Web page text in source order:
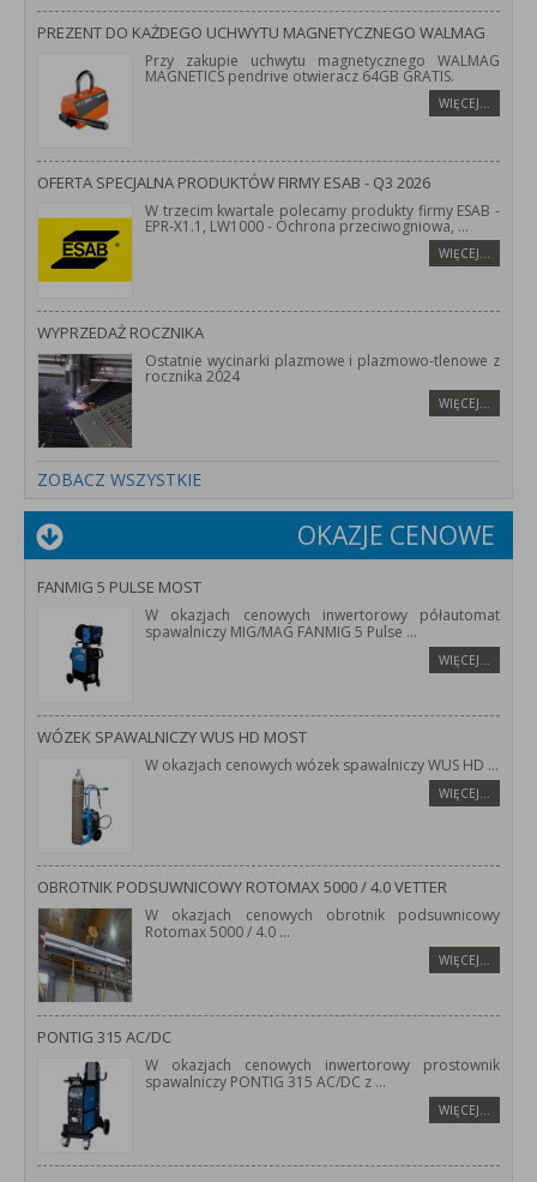
PREZENT DO KAŻDEGO UCHWYTU MAGNETYCZNEGO WALMAG
Przy zakupie uchwytu magnetycznego WALMAG
MAGNETICS pendrive otwieracz 64GB GRATIS.
WIĘCEJ…
OFERTA SPECJALNA PRODUKTÓW FIRMY ESAB - Q3 2026
W trzecim kwartale polecamy produkty firmy ESAB -
EPR-X1.1, LW1000 - Ochrona przeciwogniowa, ...
WIĘCEJ…
WYPRZEDAŻ ROCZNIKA
Ostatnie wycinarki plazmowe i plazmowo-tlenowe z
rocznika 2024
WIĘCEJ…
ZOBACZ WSZYSTKIE
OKAZJE CENOWE
FANMIG 5 PULSE MOST
W okazjach cenowych inwertorowy półautomat
spawalniczy MIG/MAG FANMIG 5 Pulse ...
WIĘCEJ…
WÓZEK SPAWALNICZY WUS HD MOST
W okazjach cenowych wózek spawalniczy WUS HD ...
WIĘCEJ…
OBROTNIK PODSUWNICOWY ROTOMAX 5000 / 4.0 VETTER
W okazjach cenowych obrotnik podsuwnicowy
Rotomax 5000 / 4.0 ...
WIĘCEJ…
PONTIG 315 AC/DC
W okazjach cenowych inwertorowy prostownik
spawalniczy PONTIG 315 AC/DC z ...
WIĘCEJ…